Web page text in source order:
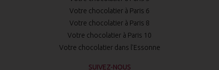
Votre chocolatier à Paris 6
Votre chocolatier à Paris 8
Votre chocolatier à Paris 10
Votre chocolatier dans l'Essonne
SUIVEZ-NOUS